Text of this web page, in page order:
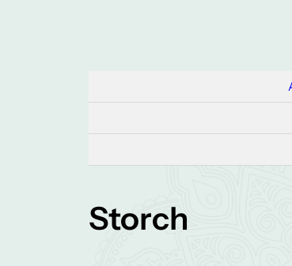
Storch